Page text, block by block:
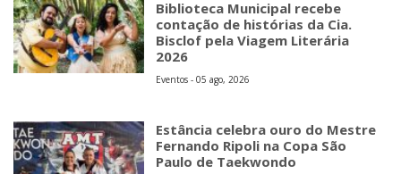
Biblioteca Municipal recebe
contação de histórias da Cia.
Bisclof pela Viagem Literária
2026
Eventos - 05 ago, 2026
Estância celebra ouro do Mestre
Fernando Ripoli na Copa São
Paulo de Taekwondo